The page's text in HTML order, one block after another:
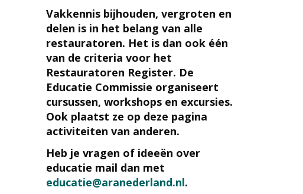
Vakkennis bijhouden, vergroten en
delen is in het belang van alle
restauratoren. Het is dan ook één
van de criteria voor het
Restauratoren Register. De
Educatie Commissie organiseert
cursussen, workshops en excursies.
Ook plaatst ze op deze pagina
activiteiten van anderen.
Heb je vragen of ideeën over
educatie mail dan met
educatie@aranederland.nl.